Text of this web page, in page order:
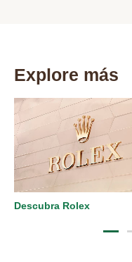
Explore más
Descubra Rolex